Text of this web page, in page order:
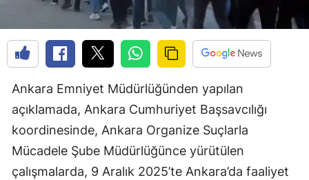
Ankara Emniyet Müdürlüğünden yapılan
açıklamada, Ankara Cumhuriyet Başsavcılığı
koordinesinde, Ankara Organize Suçlarla
Mücadele Şube Müdürlüğünce yürütülen
çalışmalarda, 9 Aralık 2025’te Ankara’da faaliyet